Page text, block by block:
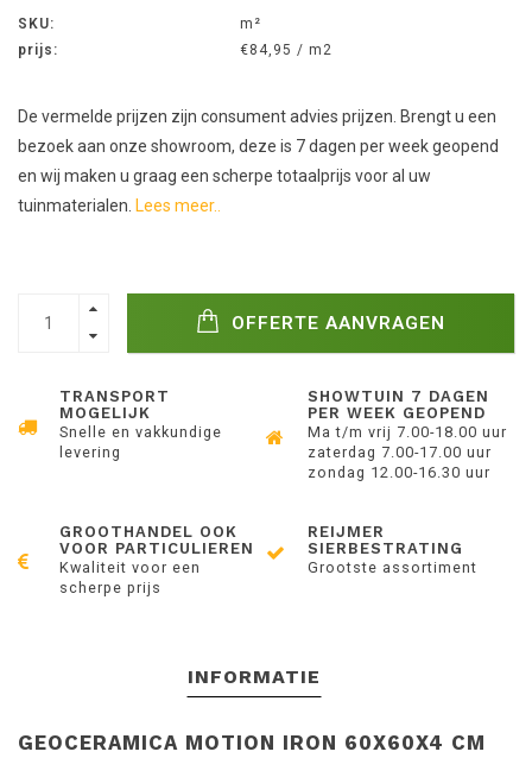
SKU:
m²
prijs:
€84,95 / m2
De vermelde prijzen zijn consument advies prijzen. Brengt u een
bezoek aan onze showroom, deze is 7 dagen per week geopend
en wij maken u graag een scherpe totaalprijs voor al uw
tuinmaterialen. Lees meer..
OFFERTE AANVRAGEN
TRANSPORT
MOGELIJK
Snelle en vakkundige
levering
SHOWTUIN 7 DAGEN
PER WEEK GEOPEND
Ma t/m vrij 7.00-18.00 uur
zaterdag 7.00-17.00 uur
zondag 12.00-16.30 uur
GROOTHANDEL OOK
VOOR PARTICULIEREN
Kwaliteit voor een
scherpe prijs
REIJMER
SIERBESTRATING
Grootste assortiment
INFORMATIE
GEOCERAMICA MOTION IRON 60X60X4 CM